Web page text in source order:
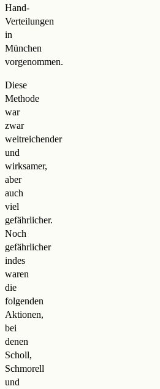
Hand-
Verteilungen
in
München
vorgenommen.
Diese
Methode
war
zwar
weitreichender
und
wirksamer,
aber
auch
viel
gefährlicher.
Noch
gefährlicher
indes
waren
die
folgenden
Aktionen,
bei
denen
Scholl,
Schmorell
und